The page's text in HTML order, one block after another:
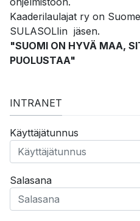
Kaaderilaulajat ry on
SULASOLIin jäsen.
"SUOMI ON HYVÄ MAA,
PUOLUSTAA"
INTRANET
Käyttäjätunnus
Salasana